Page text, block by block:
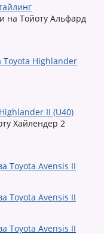
на Тойоту Альфард
II (U40)
Хайлендер 2